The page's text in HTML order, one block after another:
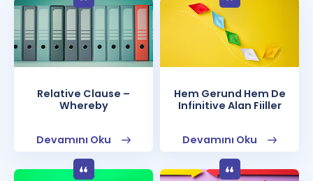
Relative Clause –
Whereby
Devamını Oku
Hem Gerund Hem De
Infinitive Alan Fiiller
Devamını Oku